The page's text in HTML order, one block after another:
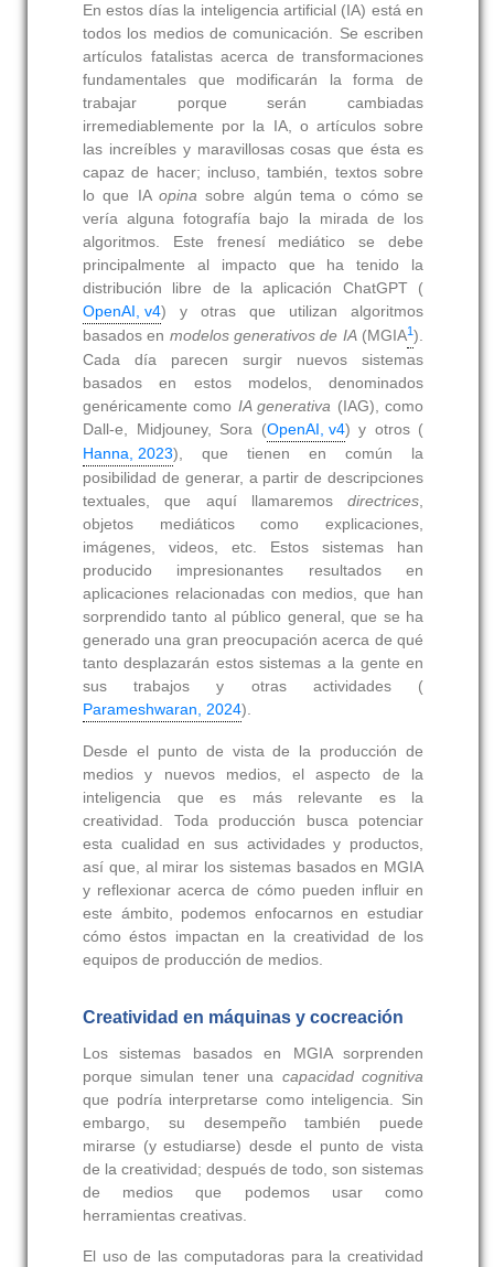
En estos días la inteligencia artificial (IA) está en
todos los medios de comunicación. Se escriben
artículos fatalistas acerca de transformaciones
fundamentales que modificarán la forma de
trabajar porque serán cambiadas
irremediablemente por la IA, o artículos sobre
las increíbles y maravillosas cosas que ésta es
capaz de hacer; incluso, también, textos sobre
lo que IAopina sobre algún tema o cómo se
vería alguna fotografía bajo la mirada de los
algoritmos. Este frenesí mediático se debe
principalmente al impacto que ha tenido la
distribución libre de la aplicación ChatGPT (
OpenAI, v4) y otras que utilizan algoritmos
basados en modelos generativos de IA(MGIA1).
Cada día parecen surgir nuevos sistemas
basados en estos modelos, denominados
genéricamente como IA generativa (IAG), como
Dall-e, Midjouney, Sora (OpenAI, v4) y otros (
Hanna, 2023), que tienen en común la
posibilidad de generar, a partir de descripciones
textuales, que aquí llamaremosdirectrices,
objetos mediáticos como explicaciones,
imágenes, videos, etc. Estos sistemas han
producido impresionantes resultados en
aplicaciones relacionadas con medios, que han
sorprendido tanto al público general, que se ha
generado una gran preocupación acerca de qué
tanto desplazarán estos sistemas a la gente en
sus trabajos y otras actividades (
Parameshwaran, 2024).
Desde el punto de vista de la producción de
medios y nuevos medios, el aspecto de la
inteligencia que es más relevante es la
creatividad. Toda producción busca potenciar
esta cualidad en sus actividades y productos,
así que, al mirar los sistemas basados en MGIA
y reflexionar acerca de cómo pueden influir en
este ámbito, podemos enfocarnos en estudiar
cómo éstos impactan en la creatividad de los
equipos de producción de medios.
Creatividad en máquinas y cocreación
Los sistemas basados en MGIA sorprenden
porque simulan tener una capacidad cognitiva
que podría interpretarse como inteligencia. Sin
embargo, su desempeño también puede
mirarse (y estudiarse) desde el punto de vista
de la creatividad; después de todo, son sistemas
de medios que podemos usar como
herramientas creativas.
El uso de las computadoras para la creatividad